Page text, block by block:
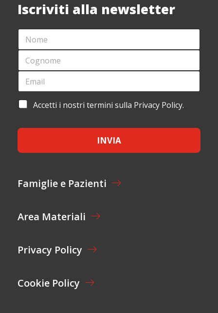
Iscriviti alla newsletter
N
M
*
C
G
O
E
C
G
N
O
E
E
A
I
L
A
E
T
O
*
Accetti i nostri termini sulla Privacy Policy.
INVIA
Famiglie e Pazienti
Area Materiali
Privacy Policy
Cookie Policy